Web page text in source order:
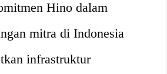
Hino dalam
mitra di Indonesia
infrastruktur